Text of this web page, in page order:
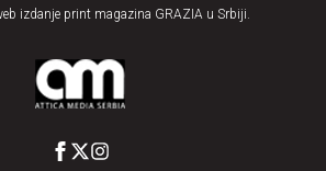
izdanje print magazina GRAZIA u Srbiji.